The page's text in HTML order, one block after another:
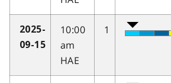
2025-
09-15
10:00
am
HAE
1